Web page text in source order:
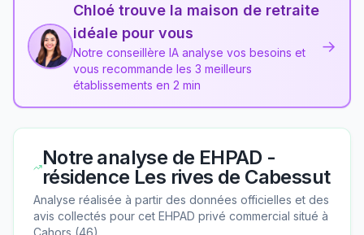
Chloé trouve la maison de retraite
idéale pour vous
Notre conseillère IA analyse vos besoins et
vous recommande les 3 meilleurs
établissements en 2 min
→
Notre analyse de EHPAD -
résidence Les rives de Cabessut
Analyse réalisée à partir des données officielles et des
avis collectés pour cet EHPAD privé commercial situé à
Cahors (46).